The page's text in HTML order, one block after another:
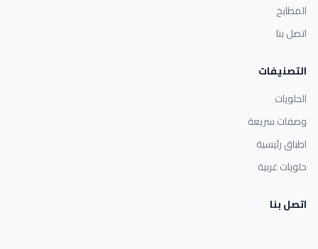
المطابخ
اتصل بنا
التصنيفات
الحلويات
وصفات سريعة
اطباق رئيسية
حلويات غربية
اتصل بنا